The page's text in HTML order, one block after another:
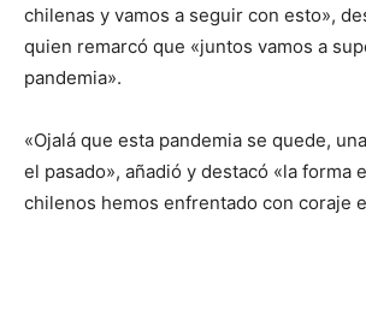
chilenas y vamos a seguir con esto»,
quien remarcó que «juntos vamos a
pandemia».
«Ojalá que esta pandemia se quede,
el pasado», añadió y destacó «la forma
chilenos hemos enfrentado con coraje